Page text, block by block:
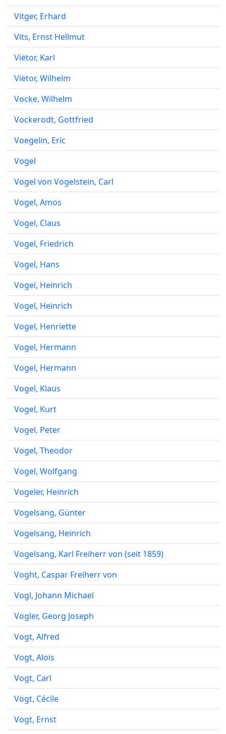
Vitger, Erhard
Vits, Ernst Hellmut
Viëtor, Karl
Viëtor, Wilhelm
Vocke, Wilhelm
Vockerodt, Gottfried
Voegelin, Eric
Vogel
Vogel von Vogelstein, Carl
Vogel, Amos
Vogel, Claus
Vogel, Friedrich
Vogel, Hans
Vogel, Heinrich
Vogel, Heinrich
Vogel, Henriette
Vogel, Hermann
Vogel, Hermann
Vogel, Klaus
Vogel, Kurt
Vogel, Peter
Vogel, Theodor
Vogel, Wolfgang
Vogeler, Heinrich
Vogelsang, Günter
Vogelsang, Heinrich
Vogelsang, Karl Freiherr von (seit 1859)
Voght, Caspar Freiherr von
Vogl, Johann Michael
Vogler, Georg Joseph
Vogt, Alfred
Vogt, Alois
Vogt, Carl
Vogt, Cécile
Vogt, Ernst